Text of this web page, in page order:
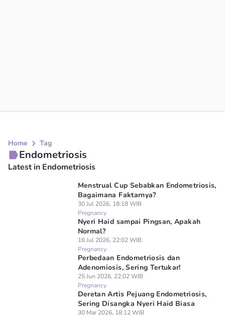
Home Tag
Endometriosis
Latest in Endometriosis
Menstrual Cup Sebabkan Endometriosis,
Bagaimana Faktarnya?
30 Jul 2026, 18:18 WIB
Pregnancy
Nyeri Haid sampai Pingsan, Apakah
Normal?
16 Jul 2026, 22:02 WIB
Pregnancy
Perbedaan Endometriosis dan
Adenomiosis, Sering Tertukar!
25 Jun 2026, 22:02 WIB
Pregnancy
Deretan Artis Pejuang Endometriosis,
Sering Disangka Nyeri Haid Biasa
30 Mar 2026, 18:12 WIB